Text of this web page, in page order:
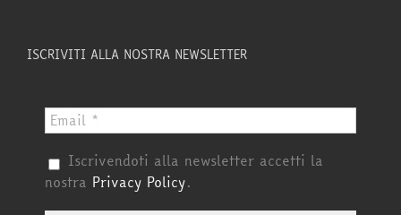
ISCRIVITI ALLA NOSTRA NEWSLETTER
Iscrivendoti alla newsletter accetti la
nostra Privacy Policy.